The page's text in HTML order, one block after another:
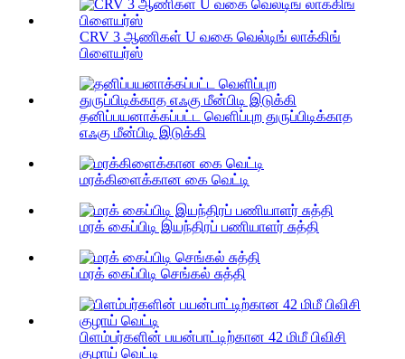
CRV 3 ஆணிகள் U வகை வெல்டிங் லாக்கிங்
பிளையர்ஸ்
தனிப்பயனாக்கப்பட்ட வெளிப்புற துருப்பிடிக்காத
எஃகு மீன்பிடி இடுக்கி
மரக்கிளைக்கான கை வெட்டி
மரக் கைப்பிடி இயந்திரப் பணியாளர் சுத்தி
மரக் கைப்பிடி செங்கல் சுத்தி
பிளம்பர்களின் பயன்பாட்டிற்கான 42 மிமீ பிவிசி
குழாய் வெட்டி